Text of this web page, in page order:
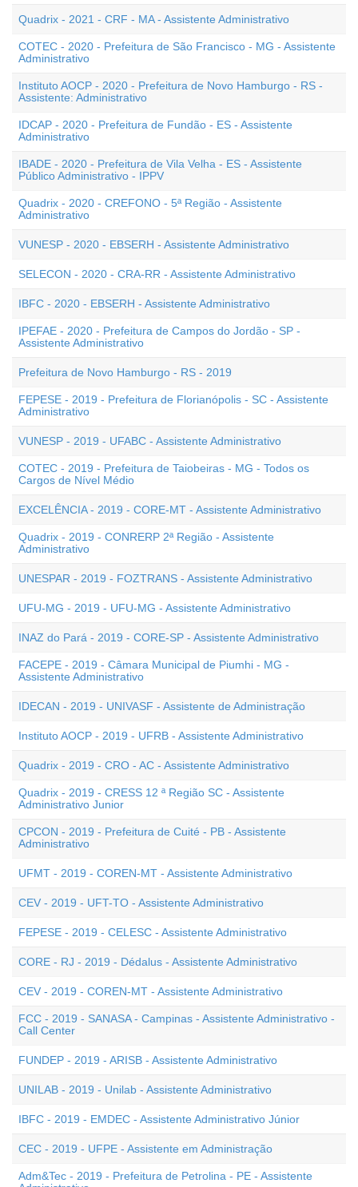
Quadrix - 2021 - CRF - MA - Assistente Administrativo
COTEC - 2020 - Prefeitura de São Francisco - MG - Assistente
Administrativo
Instituto AOCP - 2020 - Prefeitura de Novo Hamburgo - RS -
Assistente: Administrativo
IDCAP - 2020 - Prefeitura de Fundão - ES - Assistente
Administrativo
IBADE - 2020 - Prefeitura de Vila Velha - ES - Assistente
Público Administrativo - IPPV
Quadrix - 2020 - CREFONO - 5ª Região - Assistente
Administrativo
VUNESP - 2020 - EBSERH - Assistente Administrativo
SELECON - 2020 - CRA-RR - Assistente Administrativo
IBFC - 2020 - EBSERH - Assistente Administrativo
IPEFAE - 2020 - Prefeitura de Campos do Jordão - SP -
Assistente Administrativo
Prefeitura de Novo Hamburgo - RS - 2019
FEPESE - 2019 - Prefeitura de Florianópolis - SC - Assistente
Administrativo
VUNESP - 2019 - UFABC - Assistente Administrativo
COTEC - 2019 - Prefeitura de Taiobeiras - MG - Todos os
Cargos de Nível Médio
EXCELÊNCIA - 2019 - CORE-MT - Assistente Administrativo
Quadrix - 2019 - CONRERP 2ª Região - Assistente
Administrativo
UNESPAR - 2019 - FOZTRANS - Assistente Administrativo
UFU-MG - 2019 - UFU-MG - Assistente Administrativo
INAZ do Pará - 2019 - CORE-SP - Assistente Administrativo
FACEPE - 2019 - Câmara Municipal de Piumhi - MG -
Assistente Administrativo
IDECAN - 2019 - UNIVASF - Assistente de Administração
Instituto AOCP - 2019 - UFRB - Assistente Administrativo
Quadrix - 2019 - CRO - AC - Assistente Administrativo
Quadrix - 2019 - CRESS 12 ª Região SC - Assistente
Administrativo Junior
CPCON - 2019 - Prefeitura de Cuité - PB - Assistente
Administrativo
UFMT - 2019 - COREN-MT - Assistente Administrativo
CEV - 2019 - UFT-TO - Assistente Administrativo
FEPESE - 2019 - CELESC - Assistente Administrativo
CORE - RJ - 2019 - Dédalus - Assistente Administrativo
CEV - 2019 - COREN-MT - Assistente Administrativo
FCC - 2019 - SANASA - Campinas - Assistente Administrativo -
Call Center
FUNDEP - 2019 - ARISB - Assistente Administrativo
UNILAB - 2019 - Unilab - Assistente Administrativo
IBFC - 2019 - EMDEC - Assistente Administrativo Júnior
CEC - 2019 - UFPE - Assistente em Administração
Adm&Tec - 2019 - Prefeitura de Petrolina - PE - Assistente